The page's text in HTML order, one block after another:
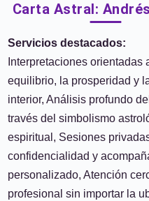
Carta Astral:
Servicios destacados:
Interpretaciones orientadas
equilibrio, la prosperidad y
interior, Análisis profundo
través del simbolismo
espiritual, Sesiones
confidencialidad y
personalizado, Atención
profesional sin importar la